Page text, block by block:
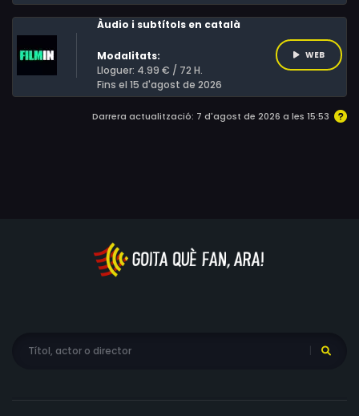
Àudio i subtítols en català
Modalitats:
Lloguer: 4.99 € / 72 H.
Fins el 15 d'agost de 2026
WEB
Darrera actualització: 7 d'agost de 2026 a les 15:53